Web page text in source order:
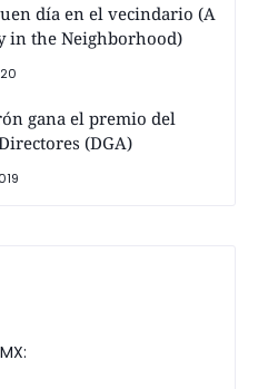
día en el vecindario (A
in the Neighborhood)
gana el premio del
(DGA)